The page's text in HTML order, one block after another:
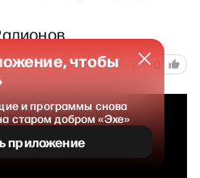
241
чтобы
и программы снова
старом добром «Эхе»
приложение